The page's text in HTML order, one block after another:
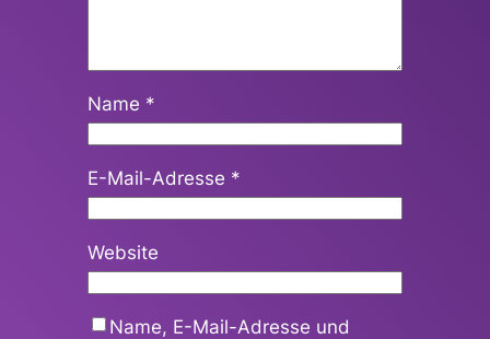
Name *
E-Mail-Adresse *
Website
Name, E-Mail-Adresse und